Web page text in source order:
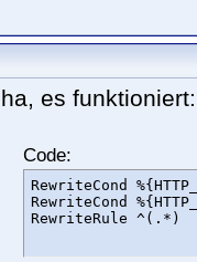
ha, es funktioniert:
Code:
RewriteCond
RewriteCond
RewriteRule ^(.*)